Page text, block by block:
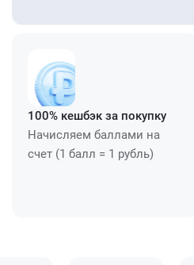
100% кешбэк за покупку
Начисляем баллами на
счет (1 балл = 1 рубль)